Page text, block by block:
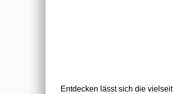
Entdecken lässt sich die